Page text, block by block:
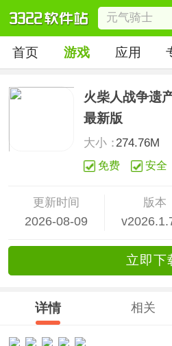
首页 游戏 应用
火柴人战争遗
最新版
大小：274.76M
免费 安全
更新时间
2026-08-09
版本
立即下
详情 相关